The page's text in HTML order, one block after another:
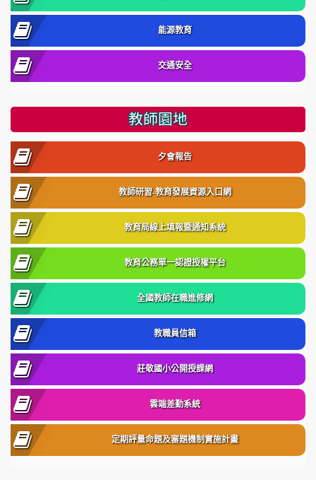
能源教育
交通安全
教師園地
夕會報告
教師研習-教育發展資源入口網
教育局線上填報暨通知系統
教育公務單一認證授權平台
全國教師在職進修網
教職員信箱
莊敬國小公開授課網
雲端差勤系統
定期評量命題及審題機制實施計畫